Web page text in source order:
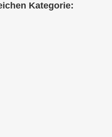
Kategorie: